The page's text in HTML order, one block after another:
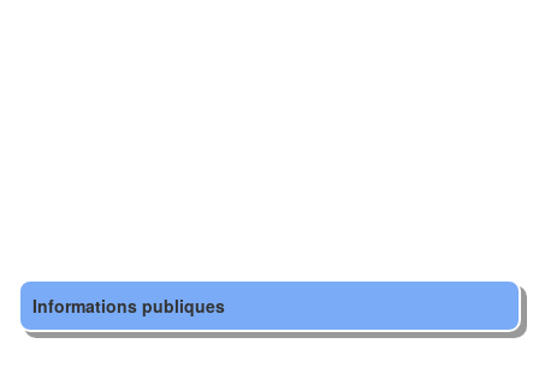
Informations publiques